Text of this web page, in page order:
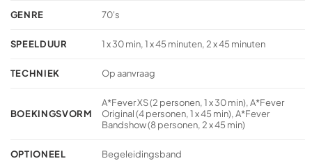
GENRE 70's
SPEELDUUR 1 x 30 min, 1 x 45 minuten, 2 x 45 minuten
TECHNIEK Op aanvraag
BOEKINGSVORM
A*Fever XS (2 personen, 1 x 30 min), A*Fever
Original (4 personen, 1 x 45 min), A*Fever
Bandshow (8 personen, 2 x 45 min)
OPTIONEEL Begeleidingsband